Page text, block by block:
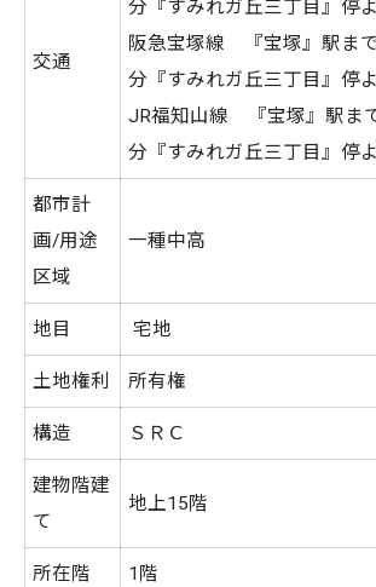
交通
分『すみれガ丘三丁目』停
阪急宝塚線 『宝塚』駅ま
分『すみれガ丘三丁目』停
JR福知山線 『宝塚』駅ま
分『すみれガ丘三丁目』停
都市計
画/用途
区域
一種中高
地目 宅地
土地権利 所有権
構造 ＳＲＣ
建物階建
て
地上15階
所在階 1階